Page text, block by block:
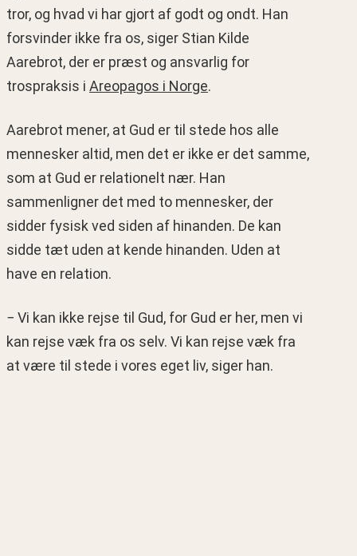
tror, og hvad vi har gjort af godt og ondt. Han
forsvinder ikke fra os, siger Stian Kilde
Aarebrot, der er præst og ansvarlig for
trospraksis i Areopagos i Norge.
Aarebrot mener, at Gud er til stede hos alle
mennesker altid, men det er ikke er det samme,
som at Gud er relationelt nær. Han
sammenligner det med to mennesker, der
sidder fysisk ved siden af hinanden. De kan
sidde tæt uden at kende hinanden. Uden at
have en relation.
− Vi kan ikke rejse til Gud, for Gud er her, men vi
kan rejse væk fra os selv. Vi kan rejse væk fra
at være til stede i vores eget liv, siger han.